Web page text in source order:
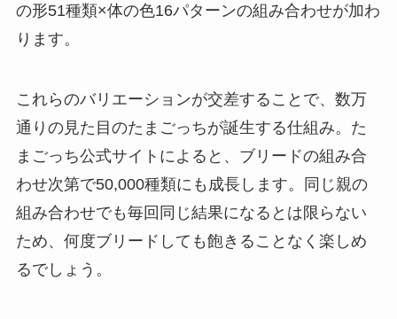
の形51種類×体の色16パターンの組み合わせが加わ
ります。
これらのバリエーションが交差することで、数万
通りの見た目のたまごっちが誕生する仕組み。た
まごっち公式サイトによると、ブリードの組み合
わせ次第で50,000種類にも成長します。同じ親の
組み合わせでも毎回同じ結果になるとは限らない
ため、何度ブリードしても飽きることなく楽しめ
るでしょう。